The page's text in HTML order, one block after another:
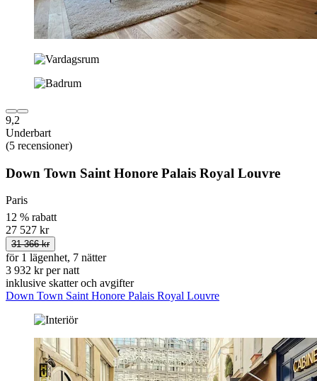
9,2
Underbart
(5 recensioner)
Down Town Saint Honore Palais Royal Louvre
Paris
12 % rabatt
27 527 kr
31 366 kr
för 1 lägenhet, 7 nätter
3 932 kr per natt
inklusive skatter och avgifter
Down Town Saint Honore Palais Royal Louvre